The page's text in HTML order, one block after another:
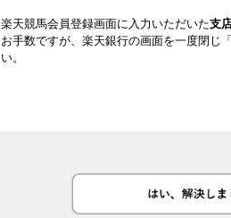
楽天競馬会員登録画面に入力いただいた支
お手数ですが、楽天銀行の画面を一度閉じ
い。